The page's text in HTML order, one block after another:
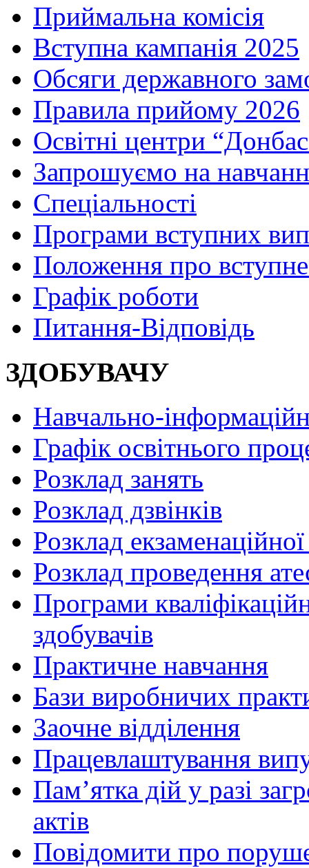
Приймальна комісія
Вступна кампанія 2025
Обсяги державного
Правила прийому 2026
Освітні центри
Запрошуємо на
Спеціальності
Програми вступних
Положення про
Графік роботи
Питання-Відповідь
ЗДОБУВАЧУ
Навчально-
Графік освітнього
Розклад занять
Розклад дзвінків
Розклад екзаменаційної
Розклад проведення
Програми
здобувачів
Практичне навчання
Бази виробничих
Заочне відділення
Працевлаштування
Пам’ятка дій у разі
актів
Повідомити про